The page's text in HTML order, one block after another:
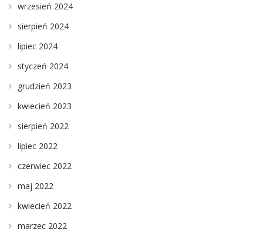
wrzesień 2024
sierpień 2024
lipiec 2024
styczeń 2024
grudzień 2023
kwiecień 2023
sierpień 2022
lipiec 2022
czerwiec 2022
maj 2022
kwiecień 2022
marzec 2022